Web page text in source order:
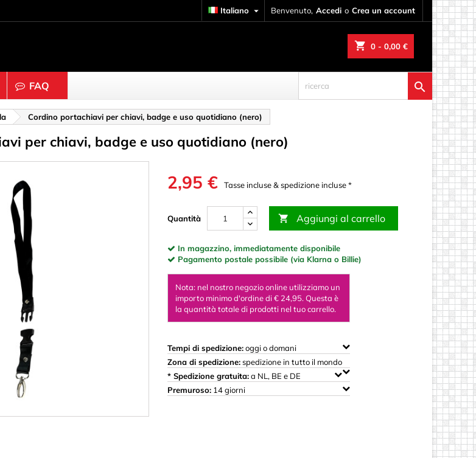
Benvenuto, Accedi o Crea un account
Italiano 
shopping_cart 0 - 0,00 €
Legno & Sughero
Anelli
Bastoni & Blocchi
Cappucci & Bottoni
Ornamenti & Sculture in legno
Scatola per bambini di Woody
FAQ 
Cordino portachiavi per chiavi, badge e uso quotidiano (nero)
per chiavi, badge e uso quotidiano (nero)
2,95 € Tasse incluse & spedizione incluse *
Quantità  Aggiungi al carrello
In magazzino, immediatamente disponibile
Pagamento postale possibile (via Klarna o Billie)
Nota: nel nostro negozio online utilizziamo un
importo minimo d'ordine di € 24,95. Questa è
la quantità totale di prodotti nel tuo carrello.
Tempi di spedizione:oggi o domani
Zona di spedizione:spedizione in tutto il mondo
* Spedizione gratuita:a NL, BE e DE
Premuroso: 14 giorni